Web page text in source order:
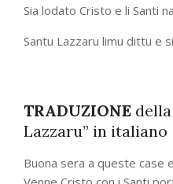
Sia lodato Cristo e li Santi
Santu Lazzaru limu dittu e
TRADUZIONE
Lazzaru” in italiano
Buona sera a queste case